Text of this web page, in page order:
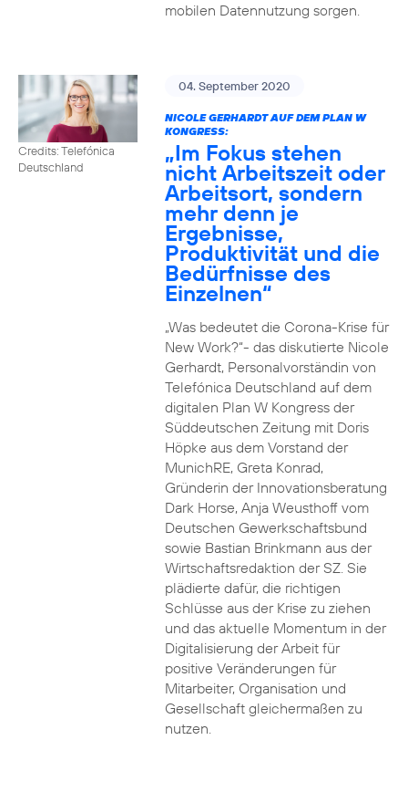
mobilen Datennutzung sorgen.
Credits: Telefónica
Deutschland
04. September 2020
NICOLE GERHARDT AUF DEM PLAN W
KONGRESS:
„Im Fokus stehen
nicht Arbeitszeit oder
Arbeitsort, sondern
mehr denn je
Ergebnisse,
Produktivität und die
Bedürfnisse des
Einzelnen“
„Was bedeutet die Corona-Krise für
New Work?“- das diskutierte Nicole
Gerhardt, Personalvorständin von
Telefónica Deutschland auf dem
digitalen Plan W Kongress der
Süddeutschen Zeitung mit Doris
Höpke aus dem Vorstand der
MunichRE, Greta Konrad,
Gründerin der Innovationsberatung
Dark Horse, Anja Weusthoff vom
Deutschen Gewerkschaftsbund
sowie Bastian Brinkmann aus der
Wirtschaftsredaktion der SZ. Sie
plädierte dafür, die richtigen
Schlüsse aus der Krise zu ziehen
und das aktuelle Momentum in der
Digitalisierung der Arbeit für
positive Veränderungen für
Mitarbeiter, Organisation und
Gesellschaft gleichermaßen zu
nutzen.